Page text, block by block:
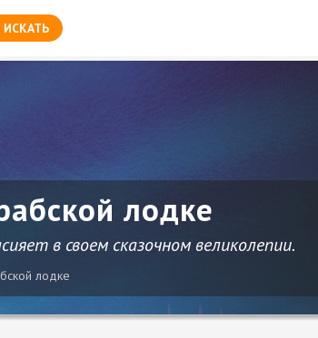
ИСКАТЬ
лодке
в своем сказочном великолепии.
лодке